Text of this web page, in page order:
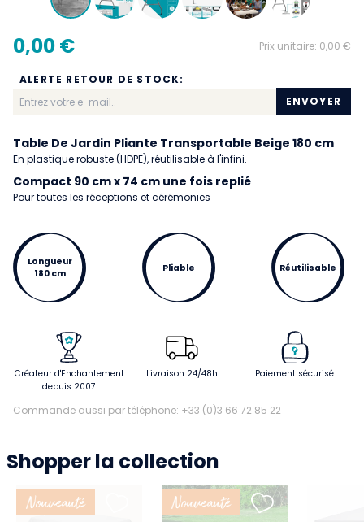
0,00 € Prix unitaire: 0,00 €
ALERTE RETOUR DE STOCK:
ENVOYER
Table De Jardin Pliante Transportable Beige 180 cm
En plastique robuste (HDPE), réutilisable à l'infini.
Compact 90 cm x 74 cm une fois replié
Pour toutes les réceptions et cérémonies
Longueur
180 cm
Pliable Réutilisable
Créateur d'Enchantement
depuis 2007
Livraison 24/48h Paiement sécurisé
Commande aussi par téléphone: +33 (0)3 66 72 85 22
Shopper la collection
Nouveauté Nouveauté